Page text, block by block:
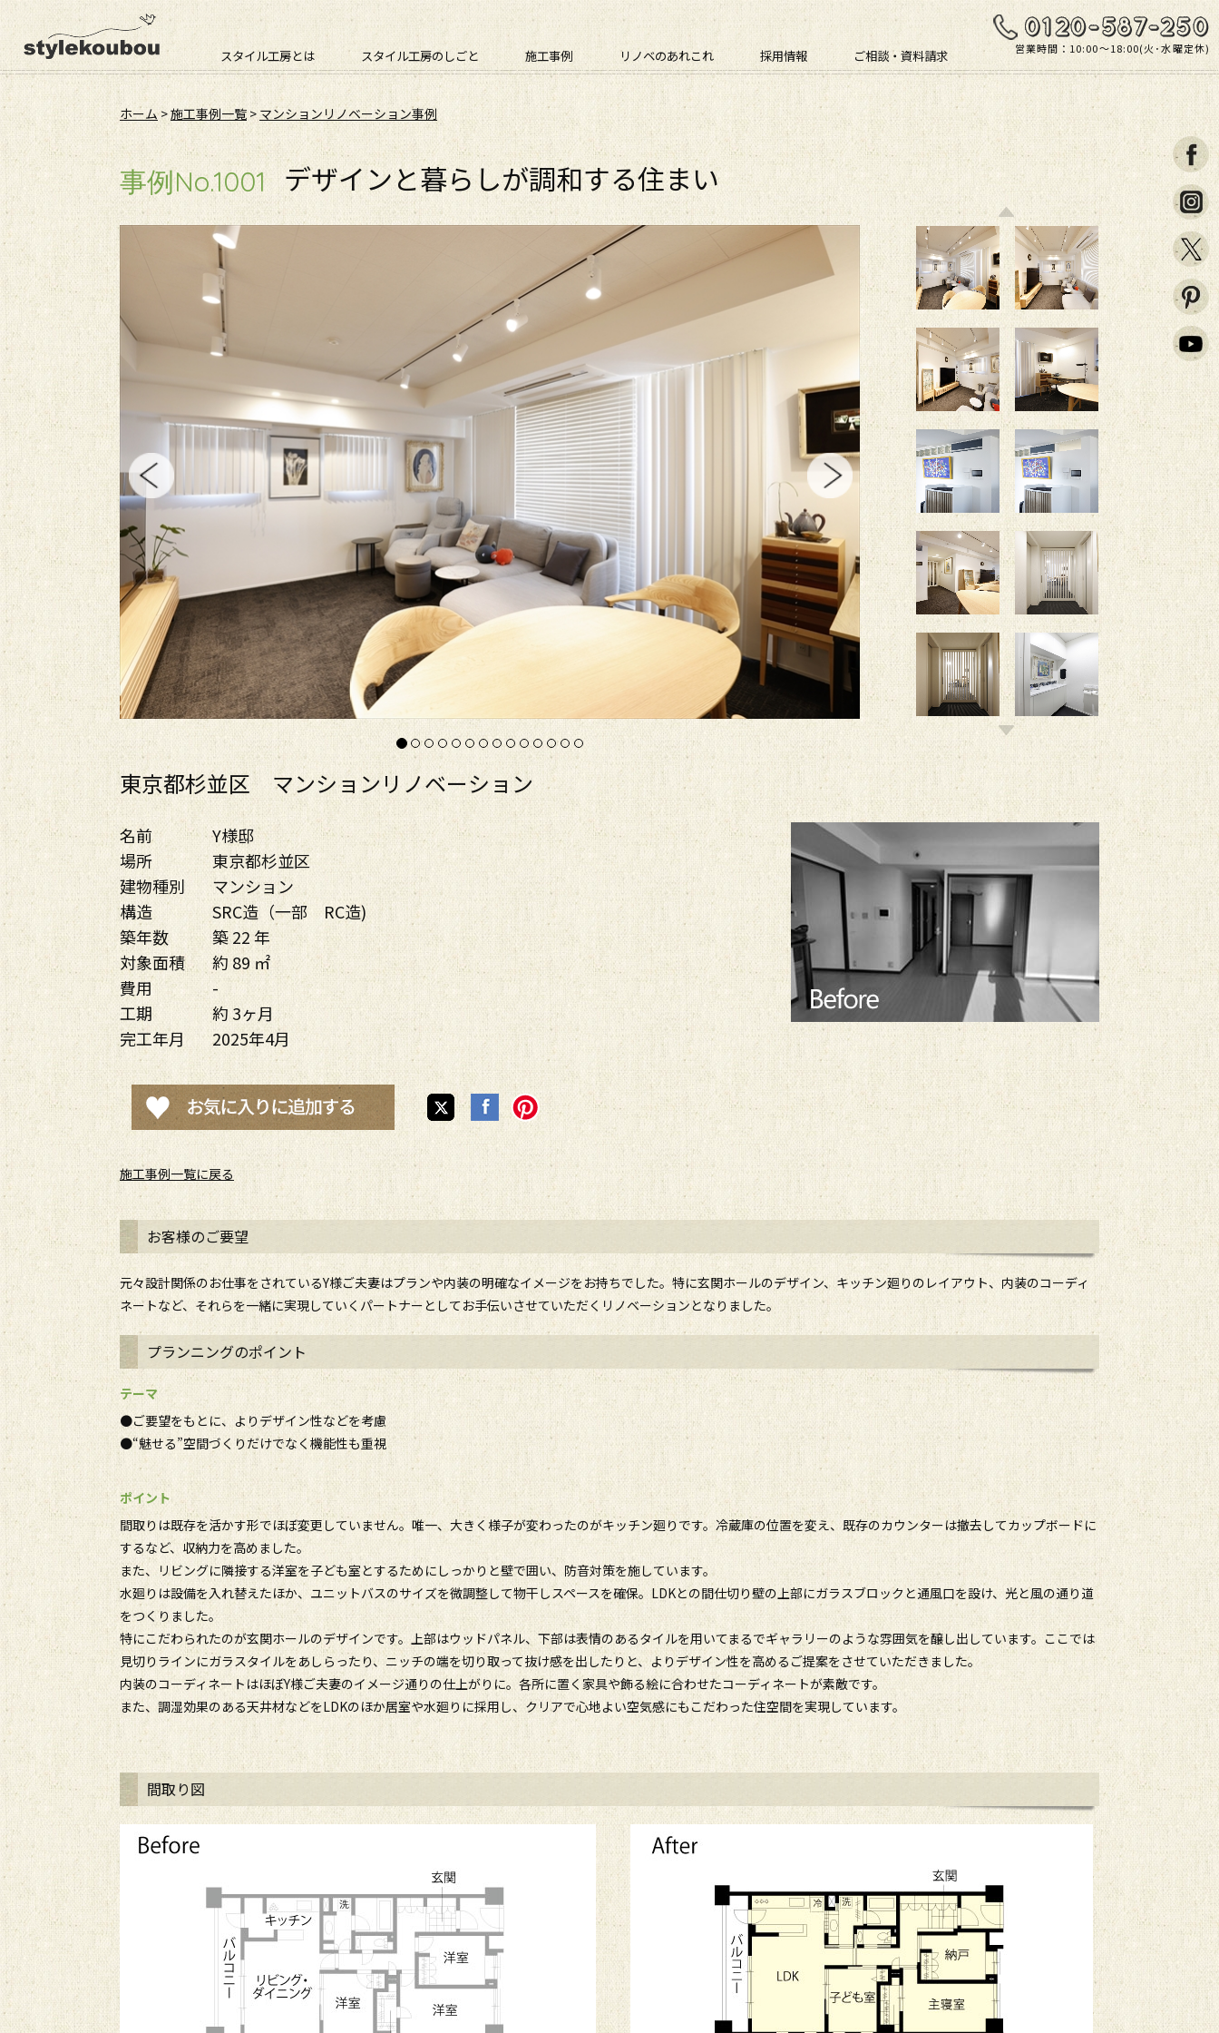
スタイル工房とは スタイル工房のしごと 施工事例 リノベのあれこれ 採用情報 ご相談・資料請求 営業時間：10:00〜18:00(火･水曜定休)
ホーム>施工事例一覧 > マンションリノベーション事例
事例No.1001 デザインと暮らしが調和する住まい
東京都杉並区 マンションリノベーション
名前
Y様邸
場所
東京都杉並区
建物種別
マンション
構造
SRC造（一部 RC造)
築年数
築 22 年
対象面積
約 89 ㎡
費用
-
工期
約 3ヶ月
完工年月
2025年4月
施工事例一覧に戻る
お客様のご要望
元々設計関係のお仕事をされているY様ご夫妻はプランや内装の明確なイメージをお持ちでした。特に玄関ホールのデザイン、キッチン廻りのレイアウト、内装のコーディ
ネートなど、それらを一緒に実現していくパートナーとしてお手伝いさせていただくリノベーションとなりました。
プランニングのポイント
テーマ
●ご要望をもとに、よりデザイン性などを考慮
●“魅せる”空間づくりだけでなく機能性も重視
ポイント
間取りは既存を活かす形でほぼ変更していません。唯一、大きく様子が変わったのがキッチン廻りです。冷蔵庫の位置を変え、既存のカウンターは撤去してカップボードに
するなど、収納力を高めました。
また、リビングに隣接する洋室を子ども室とするためにしっかりと壁で囲い、防音対策を施しています。
水廻りは設備を入れ替えたほか、ユニットバスのサイズを微調整して物干しスペースを確保。LDKとの間仕切り壁の上部にガラスブロックと通風口を設け、光と風の通り道
をつくりました。
特にこだわられたのが玄関ホールのデザインです。上部はウッドパネル、下部は表情のあるタイルを用いてまるでギャラリーのような雰囲気を醸し出しています。ここでは
見切りラインにガラスタイルをあしらったり、ニッチの端を切り取って抜け感を出したりと、よりデザイン性を高めるご提案をさせていただきました。
内装のコーディネートはほぼY様ご夫妻のイメージ通りの仕上がりに。各所に置く家具や飾る絵に合わせたコーディネートが素敵です。
また、調湿効果のある天井材などをLDKのほか居室や水廻りに採用し、クリアで心地よい空気感にもこだわった住空間を実現しています。
間取り図